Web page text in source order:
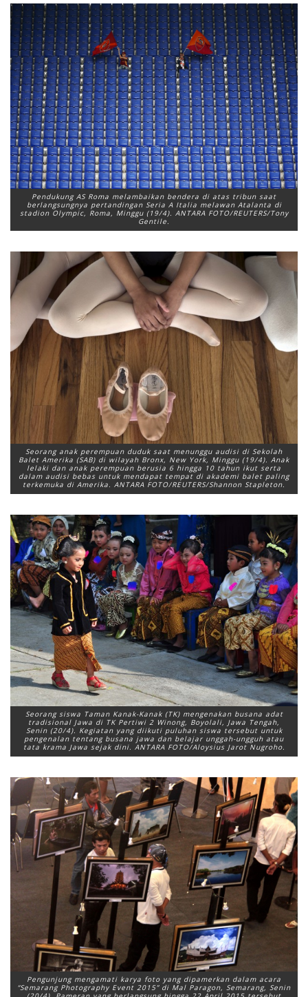
Pendukung AS Roma melambaikan bendera di atas tribun saat
berlangsungnya pertandingan Seria A Italia melawan Atalanta di
stadion Olympic, Roma, Minggu (19/4). ANTARA FOTO/REUTERS/Tony
Gentile.
Seorang anak perempuan duduk saat menunggu audisi di Sekolah
Balet Amerika (SAB) di wilayah Bronx, New York, Minggu (19/4). Anak
lelaki dan anak perempuan berusia 6 hingga 10 tahun ikut serta
dalam audisi bebas untuk mendapat tempat di akademi balet paling
terkemuka di Amerika. ANTARA FOTO/REUTERS/Shannon Stapleton.
Seorang siswa Taman Kanak-Kanak (TK) mengenakan busana adat
tradisional Jawa di TK Pertiwi 2 Winong, Boyolali, Jawa Tengah,
Senin (20/4). Kegiatan yang diikuti puluhan siswa tersebut untuk
pengenalan tentang busana jawa dan belajar unggah-ungguh atau
tata krama Jawa sejak dini. ANTARA FOTO/Aloysius Jarot Nugroho.
Pengunjung mengamati karya foto yang dipamerkan dalam acara
“Semarang Photography Event 2015” di Mal Paragon, Semarang, Senin